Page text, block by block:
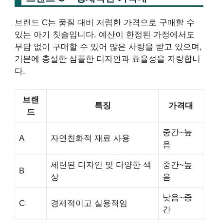
브랜드 C는 품질 대비 저렴한 가격으로 구매할 수
있는 아기 칫솔입니다. 예산이 한정된 가정에서도
부담 없이 구매할 수 있어 많은 사랑을 받고 있으며,
기본에 충실한 심플한 디자인과 효율성을 자랑합니
다.
브랜
드
특징 가격대
A 자연친화적 재료 사용
중간~높
음
B
세련된 디자인 및 다양한 색
상
중간~높
음
C 경제적이고 실용적임
낮음~중
간